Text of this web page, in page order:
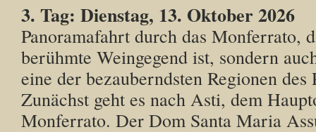
3. Tag: Dienstag, 13. Oktober 2026
Panoramafahrt durch das Monferrato,
berühmte Weingegend ist, sondern
eine der bezauberndsten Regionen
Zunächst geht es nach Asti, dem
Monferrato. Der Dom Santa Maria